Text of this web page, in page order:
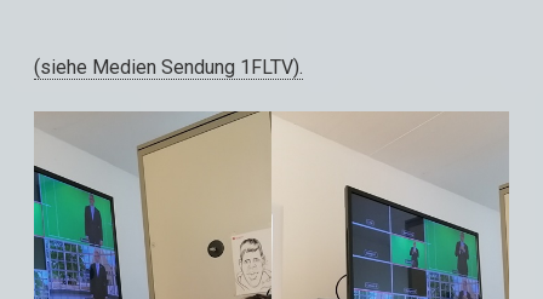
(siehe Medien Sendung 1FLTV).